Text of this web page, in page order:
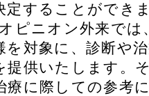
定することができ
ニオン外来では
を対象に、診断や
提供いたします。
療に際しての参考